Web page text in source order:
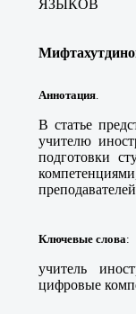
ЯЗЫКОВ
Аннотация.
В статье
учителю
подготовки
Ключевые слова:
учитель
цифровые